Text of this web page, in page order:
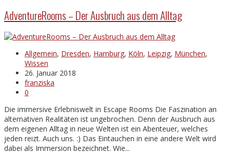
AdventureRooms – Der Ausbruch aus dem Alltag
Allgemein, Dresden, Hamburg, Köln, Leipzig, München,
Wissen
26. Januar 2018
franziska
0
Die immersive Erlebniswelt in Escape Rooms Die Faszination an
alternativen Realitäten ist ungebrochen. Denn der Ausbruch aus
dem eigenen Alltag in neue Welten ist ein Abenteuer, welches
jeden reizt. Auch uns. :) Das Eintauchen in eine andere Welt wird
dabei als Immersion bezeichnet. Wie...